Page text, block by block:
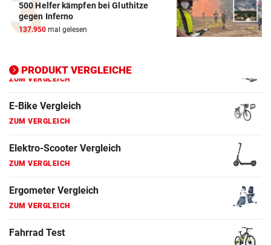
500 Helfer kämpfen bei Gluthitze
gegen Inferno
137.950 mal gelesen
PRODUKT VERGLEICHE
Elektro-Scooter Vergleich
ZUM VERGLEICH
ZUM VERGLEICH
Fahrrad Test
ZUM VERGLEICH
Fahrradanhänger Vergleich
ZUM VERGLEICH
Faszienrolle Vergleich
ZUM VERGLEICH
Hoverboard Vergleich
ZUM VERGLEICH